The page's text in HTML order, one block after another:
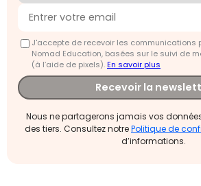
J'accepte de recevoir les communications
Nomad Education, basées sur le suivi de
(à l’aide de pixels).En savoir plus
Recevoir la
Nous ne partagerons jamais vos
des tiers. Consultez notrePolitique de
d’informations.